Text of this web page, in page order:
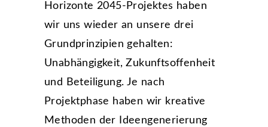
Horizonte 2045-Projektes haben
wir uns wieder an unsere drei
Grundprinzipien gehalten:
Unabhängigkeit, Zukunftsoffenheit
und Beteiligung. Je nach
Projektphase haben wir kreative
Methoden der Ideengenerierung